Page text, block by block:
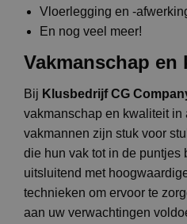
Vloerlegging en -
En nog veel meer!
Vakmanschap en
Bij Klusbedrijf CG
vakmanschap en kwaliteit in
vakmannen zijn stuk voor
die hun vak tot in de puntjes
uitsluitend met
technieken om ervoor te
aan uw verwachtingen